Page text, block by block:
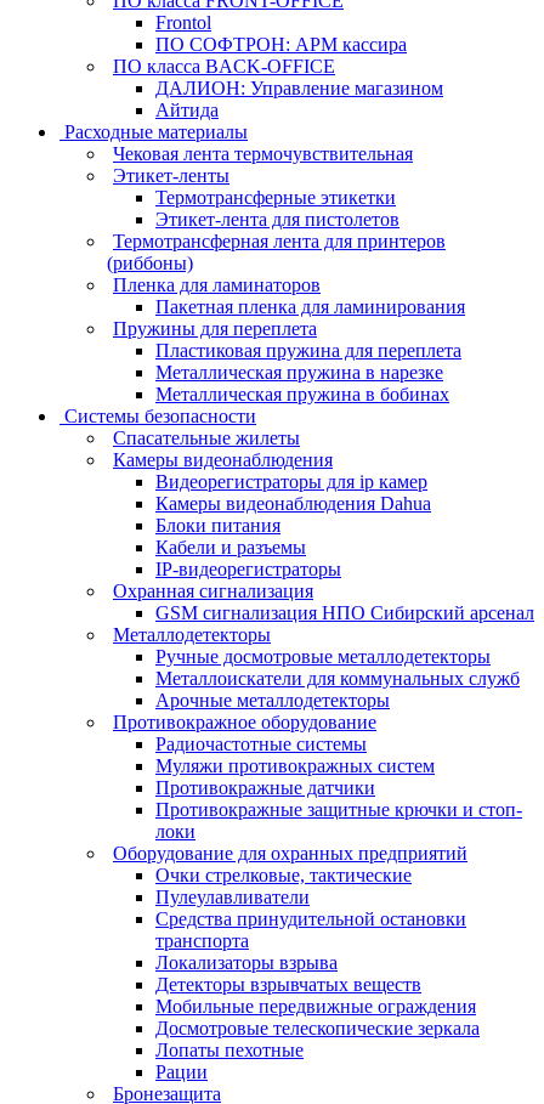
Frontol
ПО СОФТРОН: АРМ кассира
ПО класса BACK-OFFICE
ДАЛИОН: Управление магазином
Айтида
Расходные материалы
Чековая лента термочувствительная
Этикет-ленты
Термотрансферные этикетки
Этикет-лента для пистолетов
Термотрансферная лента для принтеров
(риббоны)
Пленка для ламинаторов
Пакетная пленка для ламинирования
Пружины для переплета
Пластиковая пружина для переплета
Металлическая пружина в нарезке
Металлическая пружина в бобинах
Системы безопасности
Спасательные жилеты
Камеры видеонаблюдения
Видеорегистраторы для ip камер
Камеры видеонаблюдения Dahua
Блоки питания
Кабели и разъемы
IP-видеорегистраторы
Охранная сигнализация
GSM сигнализация НПО Сибирский арсенал
Металлодетекторы
Ручные досмотровые металлодетекторы
Металлоискатели для коммунальных служб
Арочные металлодетекторы
Противокражное оборудование
Радиочастотные системы
Муляжи противокражных систем
Противокражные датчики
Противокражные защитные крючки и стоп-
локи
Оборудование для охранных предприятий
Очки стрелковые, тактические
Пулеулавливатели
Средства принудительной остановки
транспорта
Локализаторы взрыва
Детекторы взрывчатых веществ
Мобильные передвижные ограждения
Досмотровые телескопические зеркала
Лопаты пехотные
Рации
Бронезащита